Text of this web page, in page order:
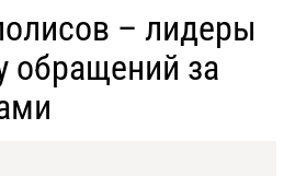
– лидеры
обращений за